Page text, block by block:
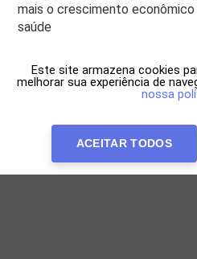
mais o crescimento
saúde
Este site armazena cookies
melhorar sua experiência de
nossa
ACEITAR TODOS